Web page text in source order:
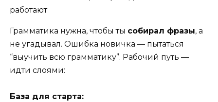
Грамматика нужна, чтобы ты собирал фразы, а
не угадывал. Ошибка новичка — пытаться
“выучить всю грамматику”. Рабочий путь —
идти слоями:
База для старта: